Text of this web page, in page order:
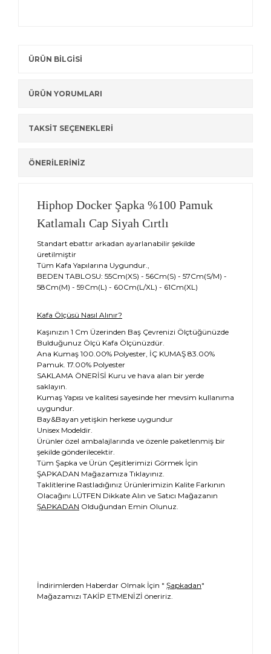
ÜRÜN BİLGİSİ
ÜRÜN YORUMLARI
TAKSİT SEÇENEKLERİ
ÖNERİLERİNİZ
Hiphop Docker Şapka %100 Pamuk
Katlamalı Cap Siyah Cırtlı
Standart ebattır arkadan ayarlanabilir şekilde
üretilmiştir
Tüm Kafa Yapılarına Uygundur.,
BEDEN TABLOSU: 55Cm(XS) - 56Cm(S) - 57Cm(S/M) -
58Cm(M) - 59Cm(L) - 60Cm(L/XL) - 61Cm(XL)
Kafa Ölçüsü Nasıl Alınır?
Kaşınızın 1 Cm Üzerinden Baş Çevrenizi Ölçtüğünüzde
Bulduğunuz Ölçü Kafa Ölçünüzdür.
Ana Kumaş 100.00% Polyester, İÇ KUMAŞ 83.00%
Pamuk. 17.00% Polyester
SAKLAMA ÖNERİSİ Kuru ve hava alan bir yerde
saklayın.
Kumaş Yapısı ve kalitesi sayesinde her mevsim kullanıma
uygundur.
Bay&Bayan yetişkin herkese uygundur
Unisex Modeldir.
Ürünler özel ambalajlarında ve özenle paketlenmiş bir
şekilde gönderilecektir.
Tüm Şapka ve Ürün Çeşitlerimizi Görmek İçin
ŞAPKADAN Mağazamıza Tıklayınız.
Taklitlerine Rastladığınız Ürünlerimizin Kalite Farkının
Olacağını LÜTFEN Dikkate Alın ve Satıcı Mağazanın
ŞAPKADAN Olduğundan Emin Olunuz.
İndirimlerden Haberdar Olmak İçin " Şapkadan"
Mağazamızı TAKİP ETMENİZİ öneririz.